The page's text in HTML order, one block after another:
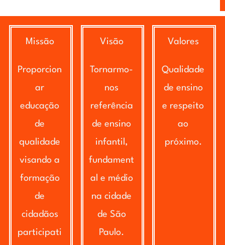
Missão
Proporcion
ar
educação
de
qualidade
visando a
formação
de
cidadãos
participati
Visão
Tornarmo-
nos
referência
de ensino
infantil,
fundament
al e médio
na cidade
de São
Paulo.
Valores
Qualidade
de ensino
e respeito
ao
próximo.